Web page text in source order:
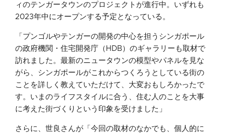
ィのテンガータウンのプロジェクトが進行中。いずれも
2023年中にオープンする予定となっている。
「プンゴルやテンガーの開発の中心を担うシンガポール
の政府機関・住宅開発庁（HDB）のギャラリーも取材で
訪れました。最新のニュータウンの模型やパネルを見な
がら、シンガポールがこれからつくろうとしている街の
ことを詳しく教えていただけて、大変おもしろかったで
す。いまのライフスタイルに合う、住む人のことを大事
に考えた街づくりという印象を受けました」
さらに、世良さんが「今回の取材のなかでも、個人的に